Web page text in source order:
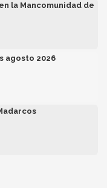
la Mancomunidad de
agosto 2026